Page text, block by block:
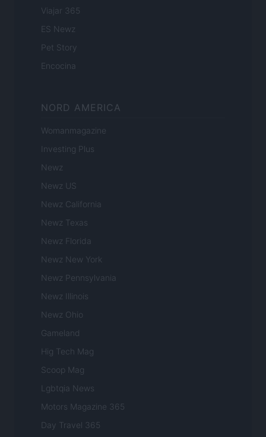
Viajar 365
ES Newz
Pet Story
Encocina
NORD AMERICA
Womanmagazine
Investing Plus
Newz
Newz US
Newz California
Newz Texas
Newz Florida
Newz New York
Newz Pennsylvania
Newz Illinois
Newz Ohio
Gameland
Hig Tech Mag
Scoop Mag
Lgbtqia News
Motors Magazine 365
Day Travel 365